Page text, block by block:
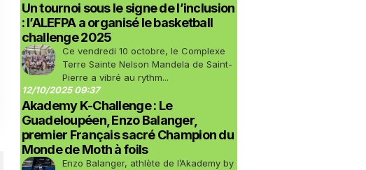
Un tournoi sous le signe de l’inclusion
: l’ALEFPA a organisé le basketball
challenge 2025
Ce vendredi 10 octobre, le Complexe
Terre Sainte Nelson Mandela de Saint-
Pierre a vibré au rythm...
12/10/2025 09:37
Akademy K-Challenge : Le
Guadeloupéen, Enzo Balanger,
premier Français sacré Champion du
Monde de Moth à foils
Enzo Balanger, athlète de l’Akademy by